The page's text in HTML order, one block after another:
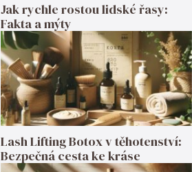
Jak rychle rostou lidské řasy:
Fakta a mýty
Lash Lifting Botox v těhotenství:
Bezpečná cesta ke kráse